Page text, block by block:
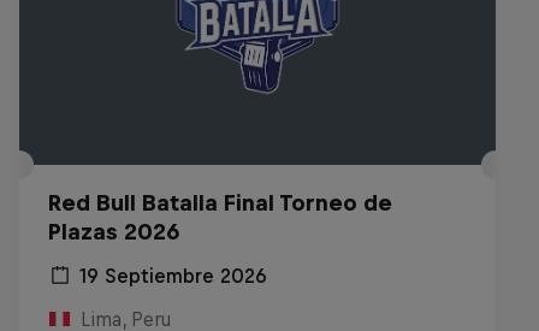
Red Bull Batalla Final Torneo de
Plazas 2026
19 Septiembre 2026
Lima, Peru